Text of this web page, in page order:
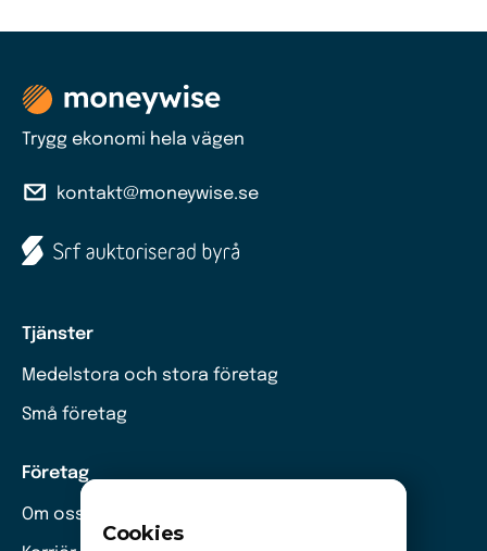
Trygg ekonomi hela vägen
kontakt@moneywise.se
Tjänster
Medelstora och stora företag
Små företag
Företag
Om oss
Cookies